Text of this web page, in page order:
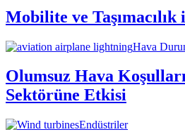
Mobilite ve Taşımacılık
Hava
Olumsuz Hava
Sektörüne Etkisi
Endüstriler